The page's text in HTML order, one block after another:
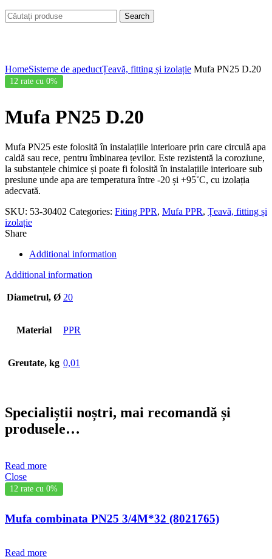
Search
HomeSisteme de apeductȚeavă, fitting și izolație Mufa PN25 D.20
12 rate cu 0%
Mufa PN25 D.20
Mufa PN25 este folosită în instalațiile interioare prin care circulă apa
caldă sau rece, pentru îmbinarea țevilor. Este rezistentă la coroziune,
la substanțele chimice și poate fi folosită în instalațiile interioare sub
presiune unde apa are temperatura între -20 și +95˚C, cu izolația
adecvată.
SKU: 53-30402 Categories: Fiting PPR, Mufa PPR, Țeavă, fitting și
izolație
Share
Additional information
Additional information
Diametrul, Ø 20
Material PPR
Greutate, kg 0,01
Specialiștii noștri, mai recomandă și
produsele…
Read more
Close
12 rate cu 0%
Mufa combinata PN25 3/4M*32 (8021765)
Read more